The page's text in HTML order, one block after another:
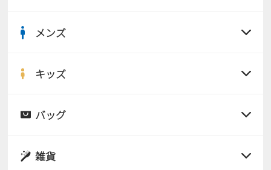
サンダル
スニーカー
メンズ
サンダル
キッズ
サンダル
バッグ
雑貨